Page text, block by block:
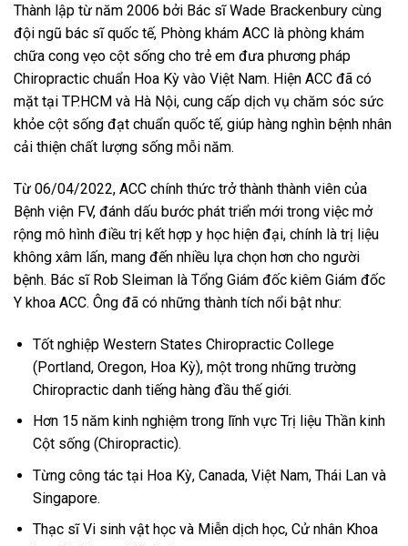
Thành lập từ năm 2006 bởi Bác sĩ Wade Brackenbury cùng
đội ngũ bác sĩ quốc tế, Phòng khám ACC là phòng khám
chữa cong vẹo cột sống cho trẻ em đưa phương pháp
Chiropractic chuẩn Hoa Kỳ vào Việt Nam. Hiện ACC đã có
mặt tại TP.HCM và Hà Nội, cung cấp dịch vụ chăm sóc sức
khỏe cột sống đạt chuẩn quốc tế, giúp hàng nghìn bệnh nhân
cải thiện chất lượng sống mỗi năm.
Từ 06/04/2022, ACC chính thức trở thành thành viên của
Bệnh viện FV, đánh dấu bước phát triển mới trong việc mở
rộng mô hình điều trị kết hợp y học hiện đại, chính là trị liệu
không xâm lấn, mang đến nhiều lựa chọn hơn cho người
bệnh. Bác sĩ Rob Sleiman là Tổng Giám đốc kiêm Giám đốc
Y khoa ACC. Ông đã có những thành tích nổi bật như:
Tốt nghiệp Western States Chiropractic College
(Portland, Oregon, Hoa Kỳ), một trong những trường
Chiropractic danh tiếng hàng đầu thế giới.
Hơn 15 năm kinh nghiệm trong lĩnh vực Trị liệu Thần kinh
Cột sống (Chiropractic).
Từng công tác tại Hoa Kỳ, Canada, Việt Nam, Thái Lan và
Singapore.
Thạc sĩ Vi sinh vật học và Miễn dịch học, Cử nhân Khoa